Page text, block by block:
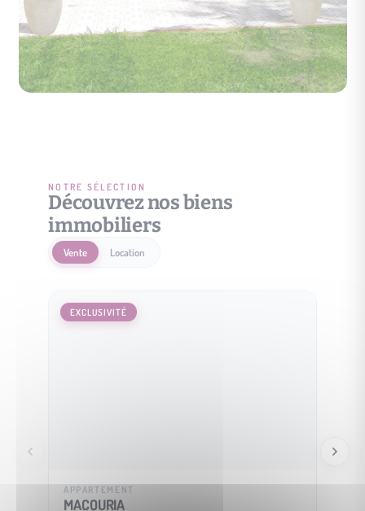
NOTRE SÉLECTION
Découvrez nos biens
immobiliers
Vente Location
EXCLUSIVITÉ
APPARTEMENT
MACOURIA